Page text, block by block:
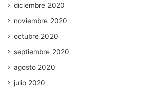
diciembre 2020
noviembre 2020
octubre 2020
septiembre 2020
agosto 2020
julio 2020